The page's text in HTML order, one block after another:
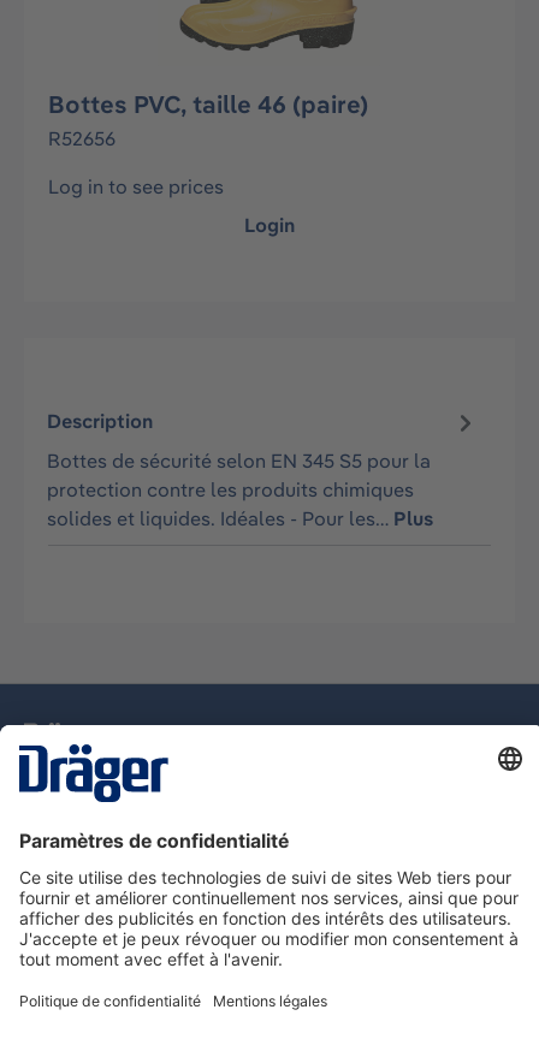
Bottes PVC, taille 46 (paire)
R52656
Log in to see prices
Login
Description
Bottes de sécurité selon EN 345 S5 pour la
protection contre les produits chimiques
solides et liquides. Idéales - Pour les… Plus
pour la vie
Assistance téléphonique
A propos de Dräger
Information